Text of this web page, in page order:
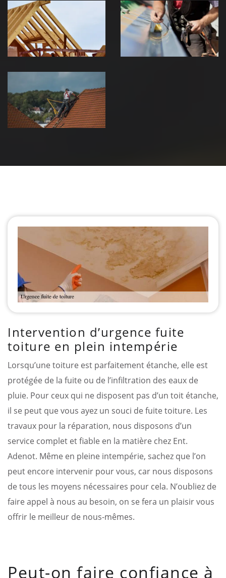
Traitement de
charpente 39
Jura
Travaux de
zinguerie 39
Jura
Urgence fuite
de toiture 39
Jura
Intervention d’urgence fuite
toiture en plein intempérie
Lorsqu’une toiture est parfaitement étanche, elle est
protégée de la fuite ou de l’infiltration des eaux de
pluie. Pour ceux qui ne disposent pas d’un toit étanche,
il se peut que vous ayez un souci de fuite toiture. Les
travaux pour la réparation, nous disposons d’un
service complet et fiable en la matière chez Ent.
Adenot. Même en pleine intempérie, sachez que l’on
peut encore intervenir pour vous, car nous disposons
de tous les moyens nécessaires pour cela. N’oubliez de
faire appel à nous au besoin, on se fera un plaisir vous
offrir le meilleur de nous-mêmes.
Peut-on faire confiance à